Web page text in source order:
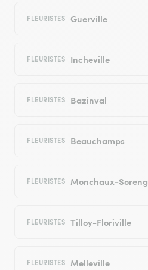
FLEURISTES Guerville
FLEURISTES Incheville
FLEURISTES Bazinval
FLEURISTES Beauchamps
FLEURISTES Monchaux-Soreng
FLEURISTES Tilloy-Floriville
FLEURISTES Melleville